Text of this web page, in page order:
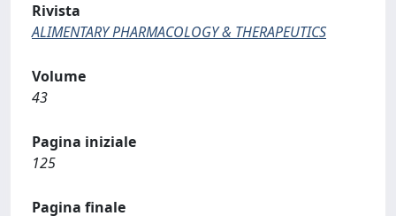
Rivista
ALIMENTARY PHARMACOLOGY & THERAPEUTICS
Volume
43
Pagina iniziale
125
Pagina finale